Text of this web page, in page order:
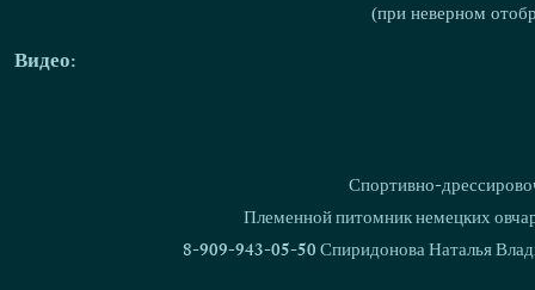
(при неверном
Видео:
Спортивно-
Племенной питомник немецких
8-909-943-05-50 Спиридонова Наталья